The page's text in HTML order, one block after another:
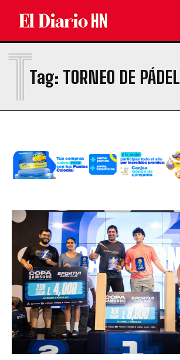
Tag: TORNEO DE PÁDEL
T